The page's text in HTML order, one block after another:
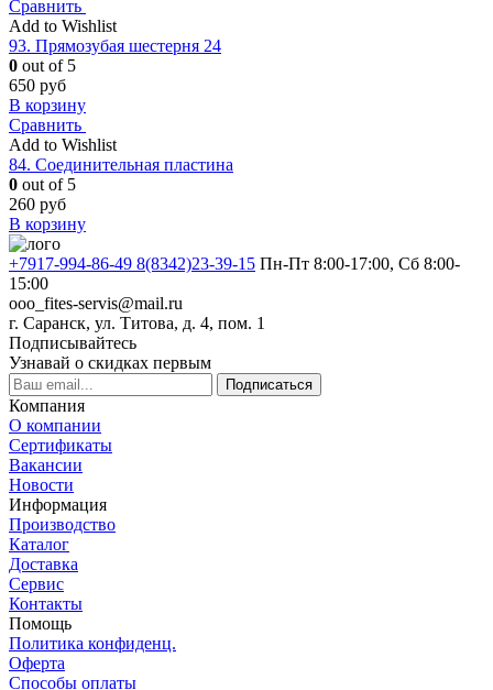
Сравнить
Add to Wishlist
93. Прямозубая шестерня 24
0 out of 5
650 руб
В корзину
Сравнить
Add to Wishlist
84. Соединительная пластина
0 out of 5
260 руб
В корзину
+7917-994-86-49 8(8342)23-39-15 Пн-Пт 8:00-17:00, Сб 8:00-
15:00
ooo_fites-servis@mail.ru
г. Саранск, ул. Титова, д. 4, пом. 1
Подписывайтесь
Узнавай о скидках первым
Подписаться
Компания
О компании
Сертификаты
Вакансии
Новости
Информация
Производство
Каталог
Доставка
Сервис
Контакты
Помощь
Политика конфиденц.
Оферта
Способы оплаты